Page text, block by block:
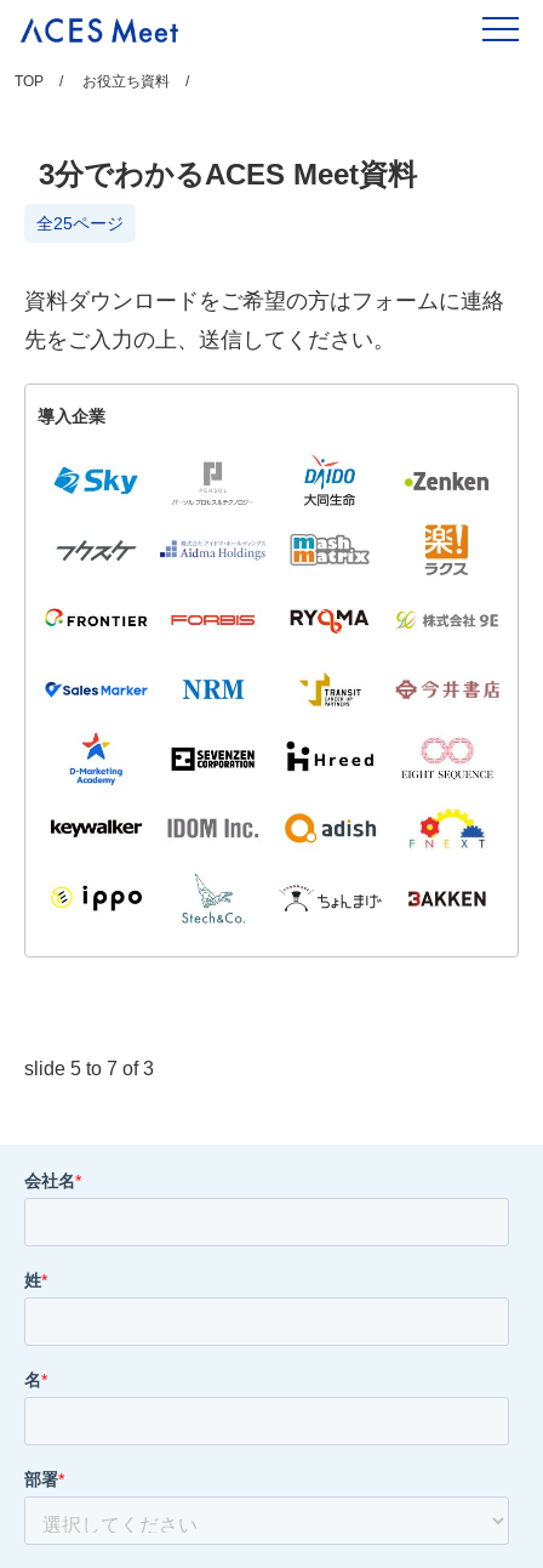
content
TOP お役立ち資料
3分でわかるACES Meet資料
全25ページ
資料ダウンロードをご希望の方はフォームに連絡
先をご入力の上、送信してください。
導入企業
slide 5 to 7 of 3